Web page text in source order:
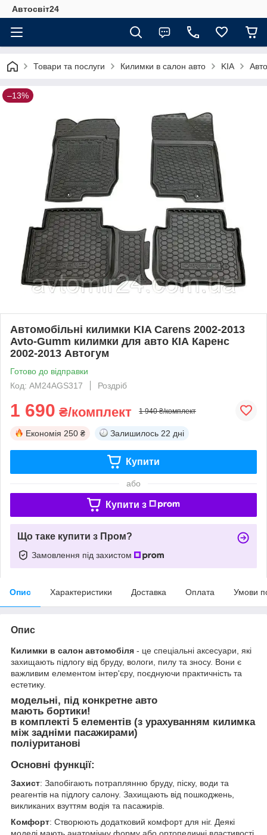
Автосвіт24
Товари та послуги Килимки в салон авто KIA
–13%
Автомобільні килимки KIA Carens 2002-2013
Avto-Gumm килимки для авто КІА Каренс
2002-2013 Автогум
Готово до відправки
Код: AM24AGS317
Роздріб
1 690 ₴/комплект 1 940 ₴/комплект
Економія 250 ₴ Залишилось 22 дні
Купити
або
Купити з
Що таке купити з Пром?
Замовлення під захистом
Опис Характеристики Доставка Оплата Умови
Опис
Килимки в салон автомобіля - це спеціальні аксесуари, які
захищають підлогу від бруду, вологи, пилу та зносу. Вони є
важливим елементом інтер'єру, поєднуючи практичність та
естетику.
модельні, під конкретне авто
мають бортики!
в комплекті 5 елементів (з урахуванням килимка
між задніми пасажирами)
поліуританові
Основні функції:
Захист: Запобігають потраплянню бруду, піску, води та
реагентів на підлогу салону. Захищають від пошкоджень,
викликаних взуттям водія та пасажирів.
Комфорт: Створюють додатковий комфорт для ніг. Деякі
моделі мають анатомічну форму або ортопедичні властивості.